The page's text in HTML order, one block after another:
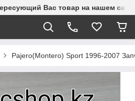
Вас товар на нашем
Pajero(Montero) Sport 1996-2007